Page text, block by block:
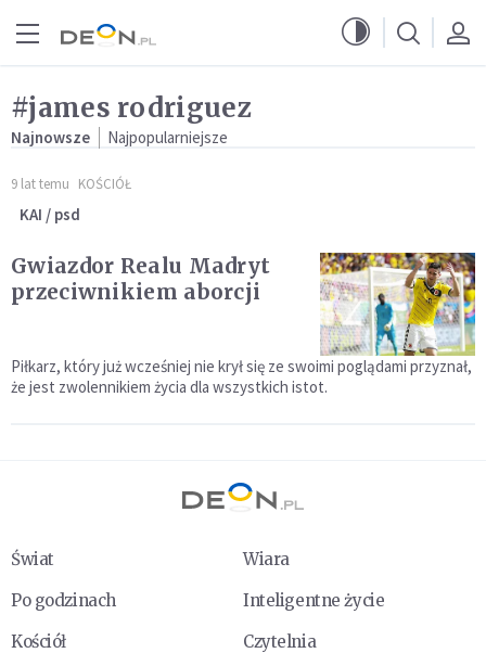
#james rodriguez
Najnowsze Najpopularniejsze
9 lat temu KOŚCIÓŁ
KAI / psd
Gwiazdor Realu Madryt
przeciwnikiem aborcji
Piłkarz, który już wcześniej nie krył się ze swoimi poglądami przyznał,
że jest zwolennikiem życia dla wszystkich istot.
Świat
Wiara
Po godzinach
Inteligentne życie
Kościół
Czytelnia